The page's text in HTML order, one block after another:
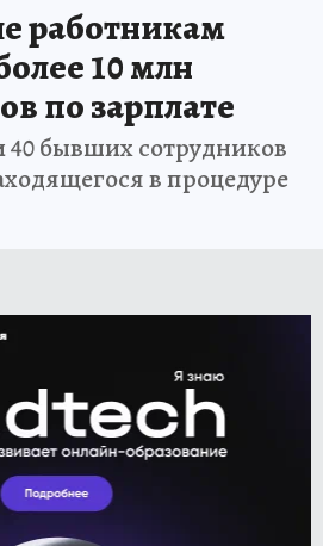
работникам
10 млн
по зарплате
40 бывших сотрудников
в процедуре